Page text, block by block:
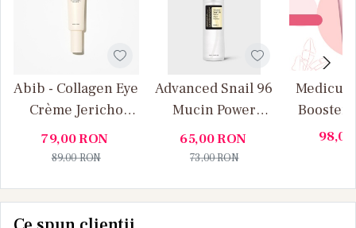
Abib - Collagen Eye
Crème Jericho
Rose Tube - Cremă
de ochi cu colagen
79,00RON
89,00RON
Advanced Snail 96
Mucin Power
Essence COSRX –
ser cu 96 %
65,00RON
73,00RON
Booster
facial
98,00